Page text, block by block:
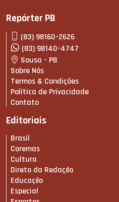
Repórter PB
(83) 98160-2626
(83) 98140-4747
Sousa - PB
Sobre Nós
Termos & Condições
Política de Privacidade
Contato
Editoriais
Brasil
Coremas
Cultura
Direto da Redação
Educação
Especial